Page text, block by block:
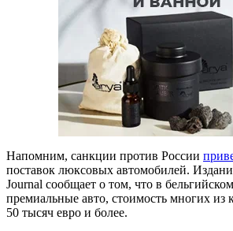
Напомним, санкции против России
поставок люксовых автомобилей.
Journal сообщает о том, что в
премиальные авто, стоимость многих из
50 тысяч евро и более.